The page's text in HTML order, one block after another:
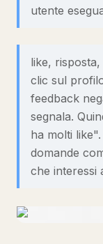
utente
like,
clic sul
feedback
segnala.
ha molti
domande
che interessi